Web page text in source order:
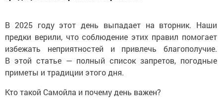
В 2025 году этот день выпадает на вторник. Наши
предки верили, что соблюдение этих правил помогает
избежать неприятностей и привлечь благополучие.
В этой статье — полный список запретов, погодные
приметы и традиции этого дня.
Кто такой Самойла и почему день важен?